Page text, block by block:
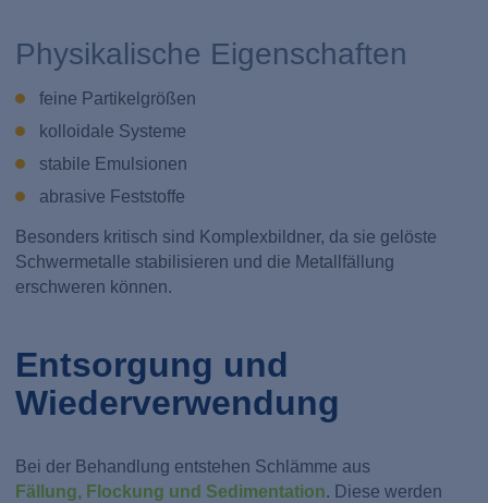
Physikalische Eigenschaften
feine Partikelgrößen
kolloidale Systeme
stabile Emulsionen
abrasive Feststoffe
Besonders kritisch sind Komplexbildner, da sie gelöste
Schwermetalle stabilisieren und die Metallfällung
erschweren können.
Entsorgung und
Wiederverwendung
Bei der Behandlung entstehen Schlämme aus
Fällung, Flockung und Sedimentation. Diese werden